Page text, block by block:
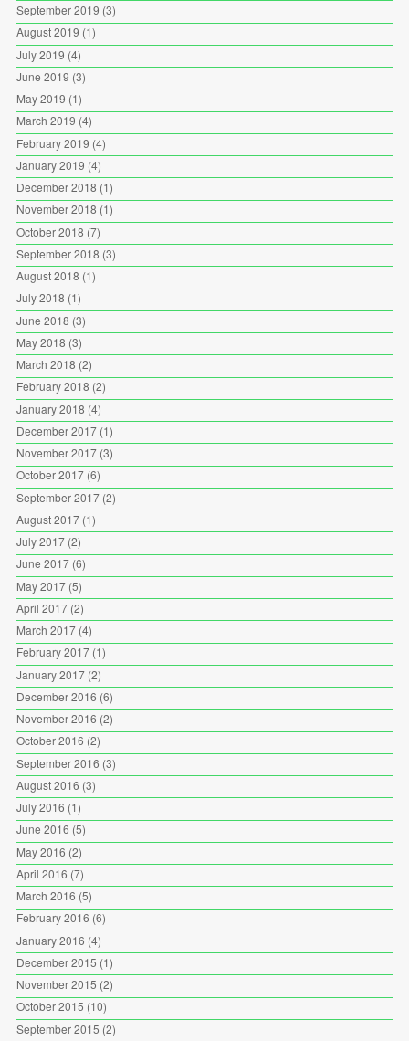
September 2019 (3)
August 2019 (1)
July 2019 (4)
June 2019 (3)
May 2019 (1)
March 2019 (4)
February 2019 (4)
January 2019 (4)
December 2018 (1)
November 2018 (1)
October 2018 (7)
September 2018 (3)
August 2018 (1)
July 2018 (1)
June 2018 (3)
May 2018 (3)
March 2018 (2)
February 2018 (2)
January 2018 (4)
December 2017(1)
November 2017(3)
October 2017(6)
September 2017(2)
August 2017(1)
July 2017(2)
June 2017(6)
May 2017(5)
April 2017(2)
March 2017(4)
February 2017(1)
January 2017(2)
December 2016 (6)
November 2016 (2)
October 2016 (2)
September 2016 (3)
August 2016 (3)
July 2016 (1)
June 2016 (5)
May 2016 (2)
April 2016 (7)
March 2016 (5)
February 2016 (6)
January 2016 (4)
December 2015 (1)
November 2015 (2)
October 2015 (10)
September 2015 (2)